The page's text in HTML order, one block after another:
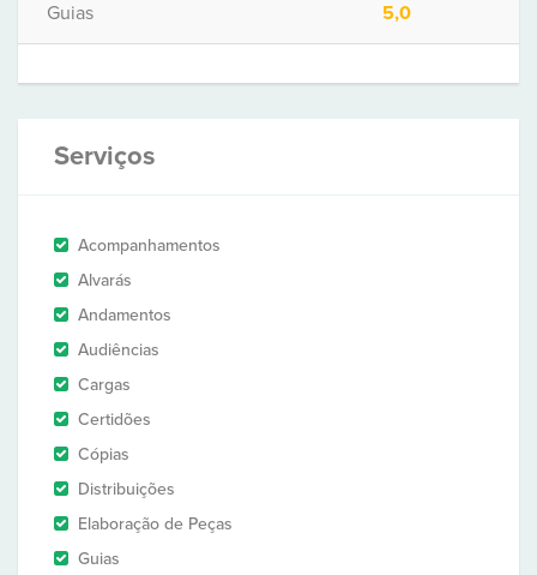
Guias 5,0
Serviços
Acompanhamentos
Alvarás
Andamentos
Audiências
Cargas
Certidões
Cópias
Distribuições
Elaboração de Peças
Guias